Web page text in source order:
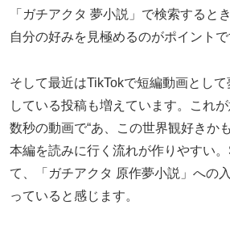
「ガチアクタ 夢小説」で検索すると
自分の好みを見極めるのがポイントで
そして最近はTikTokで短編動画とし
している投稿も増えています。これが
数秒の動画で“あ、この世界観好きか
本編を読みに行く流れが作りやすい
て、「ガチアクタ 原作夢小説」への
っていると感じます。